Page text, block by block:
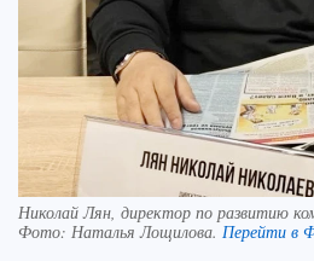
Николай Лян, директор по развитию
Фото: Наталья Лощилова. Перейти в